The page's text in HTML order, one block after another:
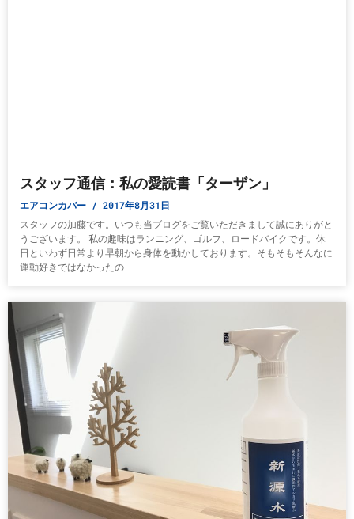
スタッフ通信：私の愛読書「ターザン」
エアコンカバー 2017年8月31日
スタッフの加藤です。いつも当ブログをご覧いただきまして誠にありがと
うございます。 私の趣味はランニング、ゴルフ、ロードバイクです。休
日といわず日常より早朝から身体を動かしております。そもそもそんなに
運動好きではなかったの